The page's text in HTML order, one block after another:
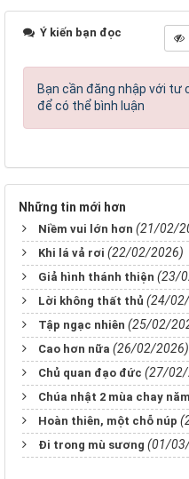
Ý kiến bạn đọc
Bạn cần đăng nhập với tư
để có thể bình luận
Những tin mới hơn
Niềm vui lớn hơn (21/02/
Khi lá vả rơi (22/02/2026)
Giả hình thánh thiện (23/
Lời không thất thủ (24/
Tập ngạc nhiên (25/02/
Cao hơn nữa (26/02/2026)
Chủ quan đạo đức (27/02/
Chúa nhật 2 mùa chay
Hoàn thiên, một chỗ núp
Đi trong mù sương (01/